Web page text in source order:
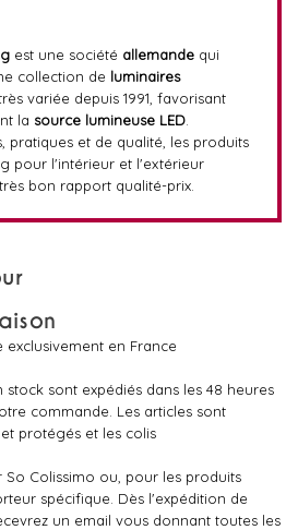
est une société allemandequi
collection de luminaires
variée depuis 1991, favorisant
la source lumineuse LED.
pratiques et de qualité, les produits
pour l'intérieur et l'extérieur
bon rapport qualité-prix.
exclusivement en France
stock sont expédiés dans les 48 heures
commande. Les articles sont
protégés et les colis
Colissimo ou, pour les produits
spécifique. Dès l'expédition de
un email vous donnant toutes les